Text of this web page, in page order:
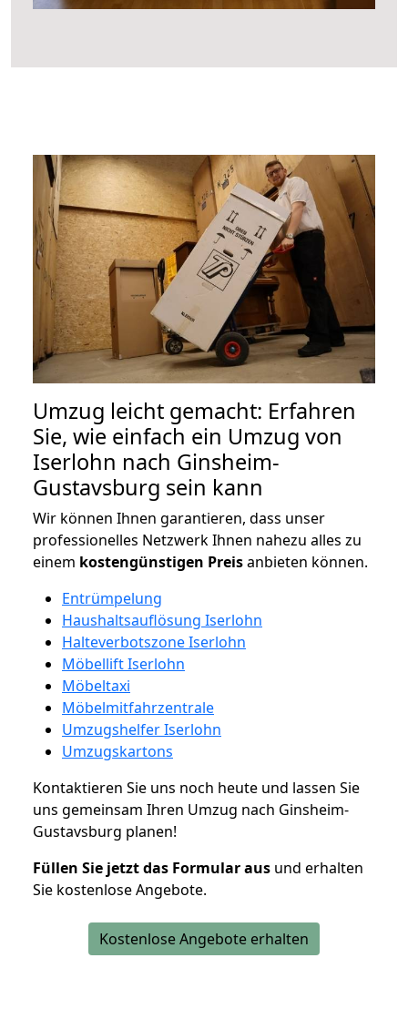
Umzug leicht gemacht: Erfahren
Sie, wie einfach ein Umzug von
Iserlohn nach Ginsheim-
Gustavsburg sein kann
Wir können Ihnen garantieren, dass unser
professionelles Netzwerk Ihnen nahezu alles zu
einem kostengünstigen Preisanbieten können.
Entrümpelung
Haushaltsauflösung Iserlohn
Halteverbotszone Iserlohn
Möbellift Iserlohn
Möbeltaxi
Möbelmitfahrzentrale
Umzugshelfer Iserlohn
Umzugskartons
Kontaktieren Sie uns noch heute und lassen Sie
uns gemeinsam Ihren Umzug nach Ginsheim-
Gustavsburg planen!
Füllen Sie jetzt das Formular aus und erhalten
Sie kostenlose Angebote.
Kostenlose Angebote erhalten